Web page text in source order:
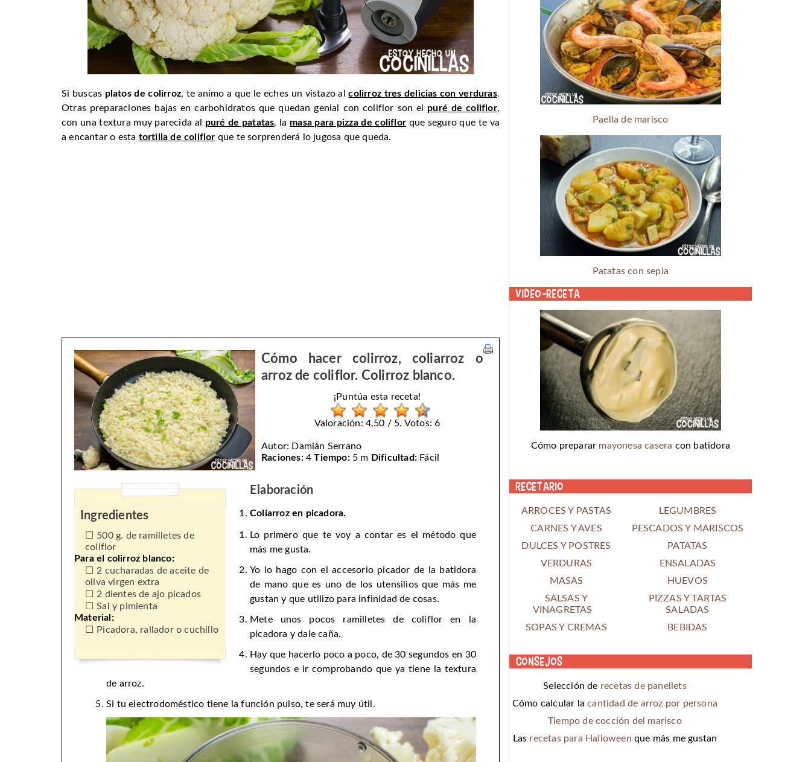
Si buscas platos de colirroz, te animo a que le eches un vistazo alcolirroz tres delicias con verduras.
Otras preparaciones bajas en carbohidratos que quedan genial con coliflor son el puré de coliflor,
con una textura muy parecida al puré de patatas, la masa para pizza de coliflorque seguro que te va
a encantar o esta tortilla de coliflor que te sorprenderá lo jugosa que queda.
Cómo hacer colirroz, coliarroz o
arroz de coliflor. Colirroz blanco.
¡Puntúa esta receta!
Valoración: 4,50 / 5. Votos: 6
Autor: Damián Serrano
Raciones: 4 Tiempo: 5 m Dificultad: Fácil
Ingredientes
500 g. de ramilletes de
coliflor
Para el colirroz blanco:
2 cucharadas de aceite de
oliva virgen extra
2 dientes de ajo picados
Sal y pimienta
Material:
Picadora, rallador o cuchillo
Elaboración
Coliarroz en picadora.
Lo primero que te voy a contar es el método que
más me gusta.
Yo lo hago con el accesorio picador de la batidora
de mano que es uno de los utensilios que más me
gustan y que utilizo para infinidad de cosas.
Mete unos pocos ramilletes de coliflor en la
picadora y dale caña.
Hay que hacerlo poco a poco, de 30 segundos en 30
segundos e ir comprobando que ya tiene la textura
de arroz.
Si tu electrodoméstico tiene la función pulso, te será muy útil.
Paella de marisco
Patatas con sepia
Video-receta
Cómo preparar mayonesa casera con batidora
Recetario
ARROCES Y PASTAS
LEGUMBRES
CARNES Y AVES
PESCADOS Y MARISCOS
DULCES Y POSTRES
PATATAS
VERDURAS
ENSALADAS
MASAS
HUEVOS
SALSAS Y
VINAGRETAS
PIZZAS Y TARTAS
SALADAS
SOPAS Y CREMAS
BEBIDAS
Consejos
Selección de recetas de panellets
Cómo calcular lacantidad de arroz por persona
Tiempo de cocción del marisco
Las recetas para Halloween que más me gustan